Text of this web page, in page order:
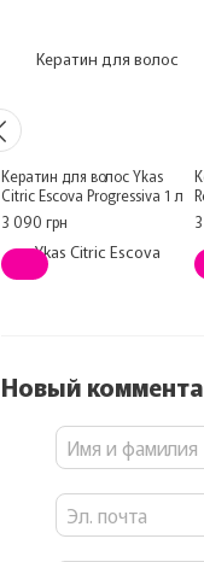
Кератин для волос Ykas
Citric Escova Progressiva 1 л
3 090 грн
Новый